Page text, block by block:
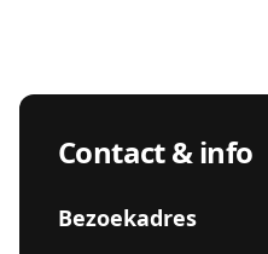
Contact & info
Bezoekadres